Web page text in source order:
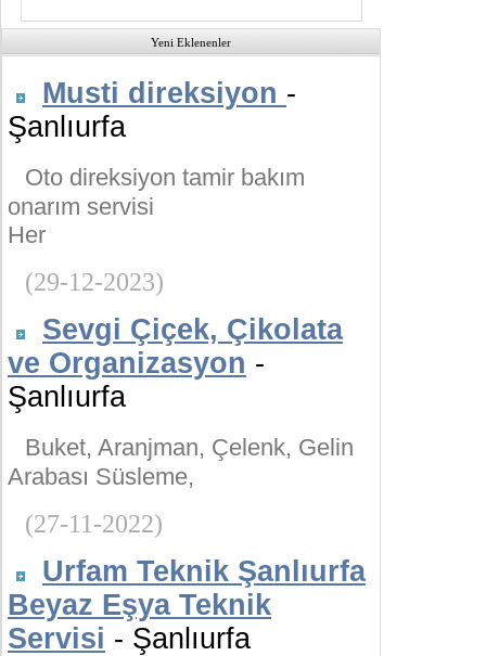
Yeni Eklenenler
Musti direksiyon -
Şanlıurfa
Oto direksiyon tamir bakım
onarım servisi
Her
(29-12-2023)
Sevgi Çiçek, Çikolata
ve Organizasyon -
Şanlıurfa
Buket, Aranjman, Çelenk, Gelin
Arabası Süsleme,
(27-11-2022)
Urfam Teknik Şanlıurfa
Beyaz Eşya Teknik
Servisi - Şanlıurfa